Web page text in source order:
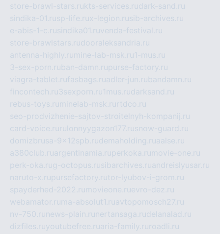
store-brawl-stars.rukts-services.rudark-sand.ru
sindika-01.rusp-life.rux-legion.rusib-archives.ru
e-abis-1-c.rusindika01.ruvenda-festival.ru
store-brawlstars.rudooraleksandria.ru
antenna-highly.ru mine-lab-msk.ru1-mus.ru
3-sex-porn.ruban-damn.rupurse-factory.ru
viagra-tablet.rufasbags.ruadler-jun.rubandamn.ru
fincontech.ru3sexporn.ru1mus.rudarksand.ru
rebus-toys.ru minelab-msk.ru rtdco.ru
seo-prodvizhenie-sajtov-stroitelnyh-kompanij.ru
card-voice.ru rulonnyygazon177.rusnow-guard.ru
domizbrusa-9x12spb.rudemaholding.ruaalse.ru
a380club.ruargentinamia.ruperkoka.ru movie-one.ru
perk-oka.rug-octopus.rusibarchives.ruandreislyusar.ru
naruto-x.rupursefactory.rutor-lyubov-i-grom.ru
spayderhed-2022.ru movieone.ruevro-dez.ru
webamator.ru ma-absolut1.ruavtopomosch27.ru
nv-750.ru news-plain.ru nertansaga.rudelanalad.ru
dizfiles.ruyoutubefree.ruaria-family.ru roadli.ru